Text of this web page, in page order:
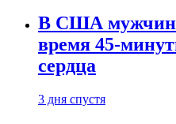
В США
время 45-
сердца
3 дня спустя